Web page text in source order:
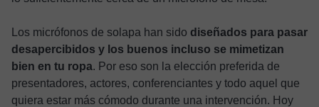
Los micrófonos de solapa han sido diseñados para pasar
desapercibidos y los buenos incluso se mimetizan
bien en tu ropa. Por eso son la elección preferida de
presentadores, actores, conferenciantes y todo aquel que
quiera estar más cómodo durante una intervención. Hoy